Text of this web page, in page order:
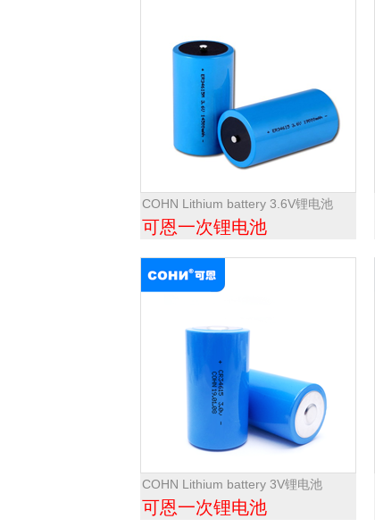
COHN Lithium battery 3.6V锂电池
可恩一次锂电池
COHN Lithium battery 3V锂电池
可恩一次锂电池